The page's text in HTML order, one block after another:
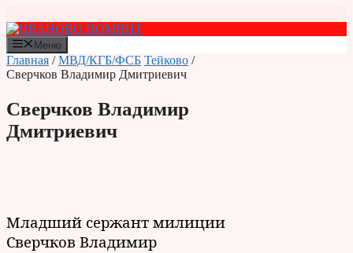
к
содержимому
Меню
Главная /МВД/КГБ/ФСБ Тейково /
Сверчков Владимир Дмитриевич
Сверчков Владимир
Дмитриевич
Младший сержант милиции
Сверчков Владимир